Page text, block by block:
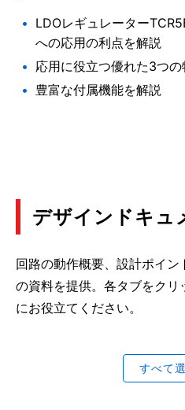
LDOレギュレーター
への応用の利点を解説
応用に役立つ優れた3つ
豊富な付属機能を解説
デザインドキュ
回路の動作概要、設計ポイ
の資料を提供。各タブをク
にお役立てください。
すべて